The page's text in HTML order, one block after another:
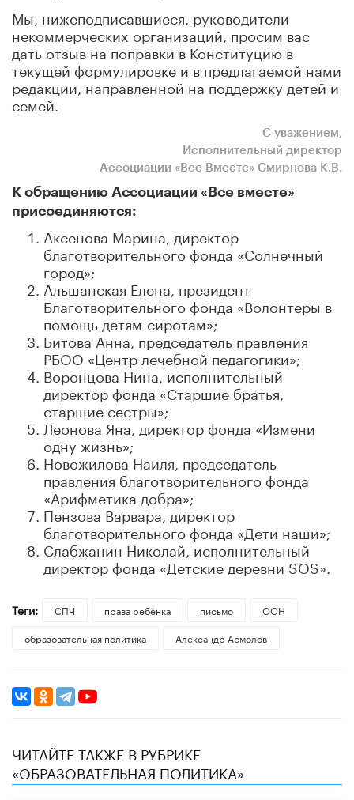
Мы, нижеподписавшиеся, руководители
некоммерческих организаций, просим вас
дать отзыв на поправки в Конституцию в
текущей формулировке и в предлагаемой нами
редакции, направленной на поддержку детей и
семей.
С уважением,
Исполнительный директор
Ассоциации «Все Вместе» Смирнова К.В.
К обращению Ассоциации «Все вместе»
присоединяются:
Аксенова Марина, директор
благотворительного фонда «Солнечный
город»;
Альшанская Елена, президент
Благотворительного фонда «Волонтеры в
помощь детям-сиротам»;
Битова Анна, председатель правления
РБОО «Центр лечебной педагогики»;
Воронцова Нина, исполнительный
директор фонда «Старшие братья,
старшие сестры»;
Леонова Яна, директор фонда «Измени
одну жизнь»;
Новожилова Наиля, председатель
правления благотворительного фонда
«Арифметика добра»;
Пензова Варвара, директор
благотворительного фонда «Дети наши»;
Слабжанин Николай, исполнительный
директор фонда «Детские деревни SOS».
Теги: СПЧ права ребёнка письмо
ООН
образовательная политика
Александр Асмолов
ЧИТАЙТЕ ТАКЖЕ В РУБРИКЕ
«ОБРАЗОВАТЕЛЬНАЯ ПОЛИТИКА»